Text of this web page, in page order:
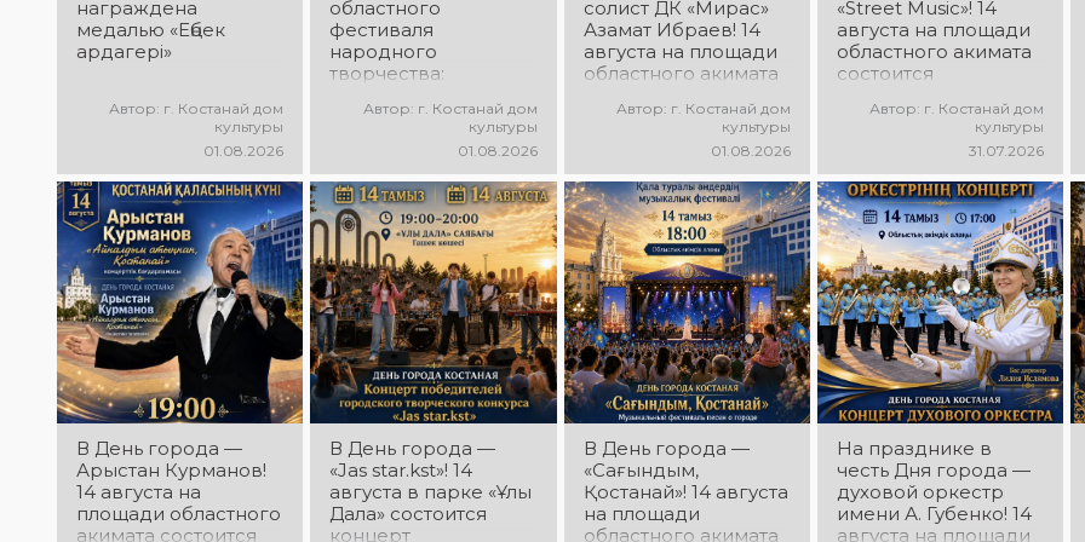
награждена
медалью «Еңбек
ардагері»
Автор: г. Костанай дом
культуры
01.08.2026
областного
фестиваля
народного
творчества:
Автор: г. Костанай дом
культуры
01.08.2026
солист ДК «Мирас»
Азамат Ибраев! 14
августа на площади
областного акимата
концертная
программа Азамата
Ибраева! Вас ждут
любимые песни,
яркое выступление,
мощная энергия и
праздничное
настроение!
Автор: г. Костанай дом
культуры
01.08.2026
«Street Music»! 14
августа на площади
областного акимата
состоится
программа
коллективов города
«Street Music»! Вас
ждут современная
музыка, яркие
выступления,
мощная энергия и
праздничное
настроение!
Автор: г. Костанай дом
культуры
31.07.2026
В День города —
Арыстан Курманов!
14 августа на
площади областного
акимата состоится
В День города —
«Jas star.kst»! 14
августа в парке «Ұлы
Дала» состоится
концерт
В День города —
«Сағындым,
Қостанай»! 14 августа
на площади
областного акимата
На празднике в
честь Дня города —
духовой оркестр
имени А. Губенко! 14
августа на площади